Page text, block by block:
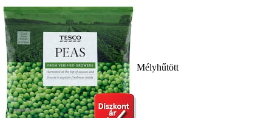
Mélyhűtött